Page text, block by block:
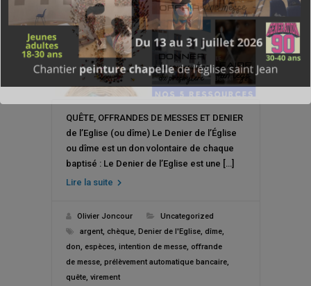
QUÊTE, OFFRANDES DE MESSES ET DENIER
de l’Eglise (ou dîme) Le Denier de l’Église
ou dîme est un don volontaire de chaque
baptisé : Le Denier de l’Eglise est une […]
Lire la suite
Olivier Joncour
Uncategorized
argent, chèque, Denier de l'Eglise, dîme,
don
espèces, intention de messe, offrande
de messe, prélèvement automatique bancaire,
quête, virement